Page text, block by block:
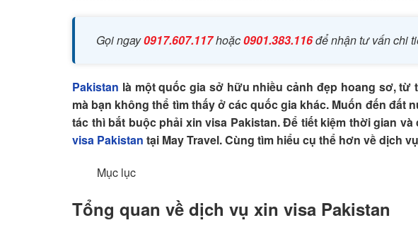
Gọi ngay0917.607.117hoặc0901.383.116để nhận tư vấn chi
Pakistan là một quốc gia sở hữu nhiều cảnh đẹp hoang sơ,
mà bạn không thể tìm thấy ở các quốc gia khác. Muốn đến đất
tác thì bắt buộc phải xin visa Pakistan. Để tiết kiệm thời gian
visa Pakistan tại May Travel. Cùng tìm hiểu cụ thể hơn về dịch
Mục lục
Tổng quan về dịch vụ xin visa Pakistan